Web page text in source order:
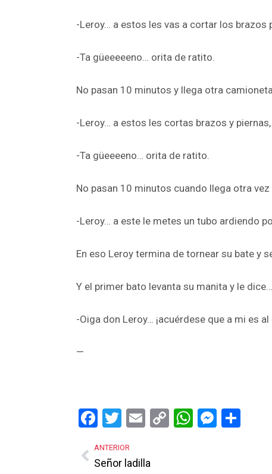
-Leroy… a estos les vas a cortar los brazos
-Ta güeeeeeno… orita de ratito.
No pasan 10 minutos y llega otra
-Leroy… a estos les cortas brazos y
-Ta güeeeeno… orita de ratito.
No pasan 10 minutos cuando llega otra
-Leroy… a este le metes un tubo ardiendo
En eso Leroy termina de tornear su bate y
Y el primer bato levanta su manita y le dice…
-Oiga don Leroy… ¡acuérdese que a mi es
—
Facebook
Twitter
EmailCopyWhatsApp
ANTERIOR
Señor ladilla